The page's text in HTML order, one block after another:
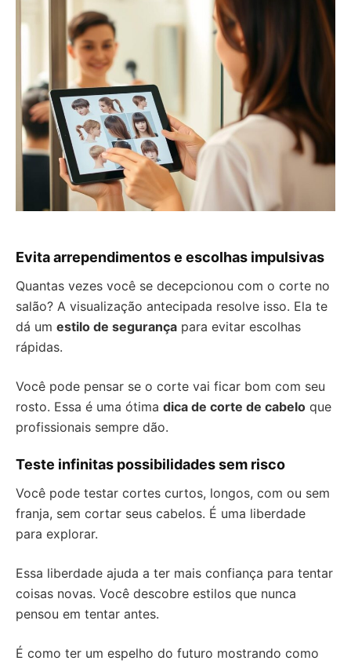
Evita arrependimentos e escolhas impulsivas
Quantas vezes você se decepcionou com o corte no
salão? A visualização antecipada resolve isso. Ela te
dá um estilo de segurança para evitar escolhas
rápidas.
Você pode pensar se o corte vai ficar bom com seu
rosto. Essa é uma ótima dica de corte de cabelo que
profissionais sempre dão.
Teste infinitas possibilidades sem risco
Você pode testar cortes curtos, longos, com ou sem
franja, sem cortar seus cabelos. É uma liberdade
para explorar.
Essa liberdade ajuda a ter mais confiança para tentar
coisas novas. Você descobre estilos que nunca
pensou em tentar antes.
É como ter um espelho do futuro mostrando como